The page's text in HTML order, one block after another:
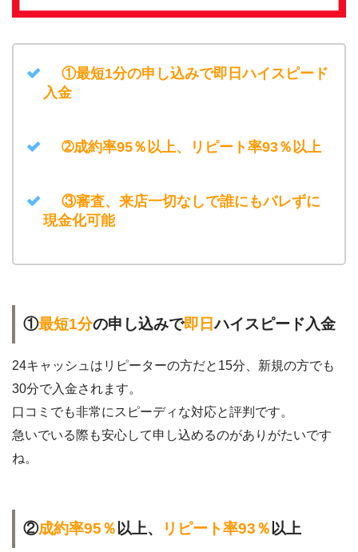
①最短1分の申し込みで即日ハイスピード
入金
➁成約率95％以上、リピート率93％以上
③審査、来店一切なしで誰にもバレずに
現金化可能
①最短1分の申し込みで即日ハイスピード入金
24キャッシュはリピーターの方だと15分、新規の方でも
30分で入金されます。
口コミでも非常にスピーディな対応と評判です。
急いでいる際も安心して申し込めるのがありがたいです
ね。
②成約率95％ 以上、 リピート率93％ 以上